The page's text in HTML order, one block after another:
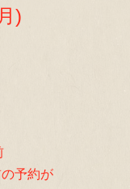
)
予約が